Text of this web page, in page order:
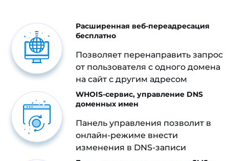
Расширенная веб-переадресация
бесплатно
Позволяет перенаправить запрос
от пользователя с одного домена
на сайт с другим адресом
WHOIS-сервис, управление DNS
доменных имен
Панель управления позволит в
онлайн-режиме внести
изменения в DNS-записи